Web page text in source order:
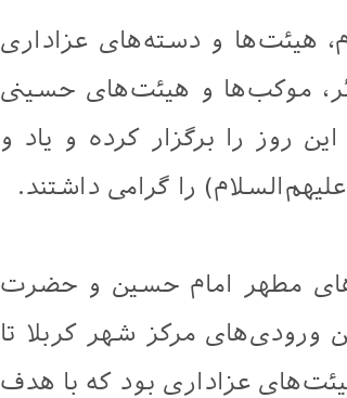
هیئت‌ها و دسته‌های عزاداری
موکب‌ها و هیئت‌های حسینی
روز را برگزار کرده و یاد و
را گرامی داشتند.
مطهر امام حسین و حضرت
ورودی‌های مرکز شهر کربلا تا
عزاداری بود که با هدف